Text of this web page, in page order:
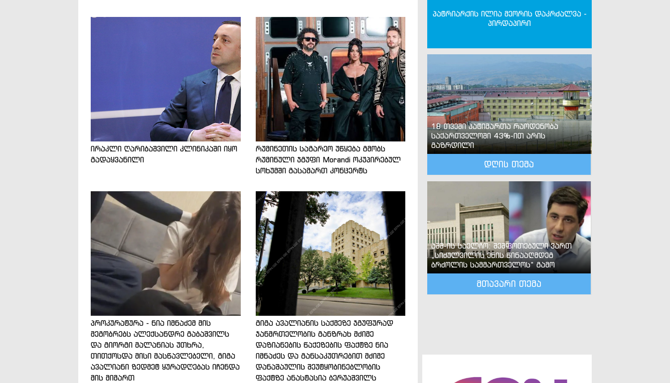
ირაკლი ღარიბაშვილი კლინიკაში იყო
გადაყვანილი
რუმინეთის საგარეო უწყება გმობს
რუმინული ჯგუფი Morandi ოკუპირებულ
სოხუმში გასამართ კონცერტს
პროკურატურა - ნია იმნაძემ მის
მეგობრებს ალექსანდრე გაბაშვილს
და გიორგი მალანიას უთხრა,
თითქოსდა მისი მასწავლებელი, გიგა
ავალიანი ზედმეტ ყურადღებას იჩენდა
მის მიმართ
გიგა ავალიანის საქმეზე ჯგუფურად
ჯანმრთელობის განზრახ მძიმე
დაზიანების წაქეზების ფაქტზე ნია
იმნაძეს და განსაკუთრებით მძიმე
დანაშაულის შეუტყობინებლობის
ფაქტზე ანასტასია ბერუაშვილს
პატრიარქის ილია მეორის დაკრძალვა -
პირდაპირი
18 თვეში პატიმართა რაოდენობა
საქართველოში 43%-ით არის
გაზრდილი
დღის თემა
აშშ-ის საელჩო: შეშფოთებული ვართ
„სიძულვილის ენის წინააღმდეგ
ბრძოლის სამმართველოს“ გამო
მთავარი თემა